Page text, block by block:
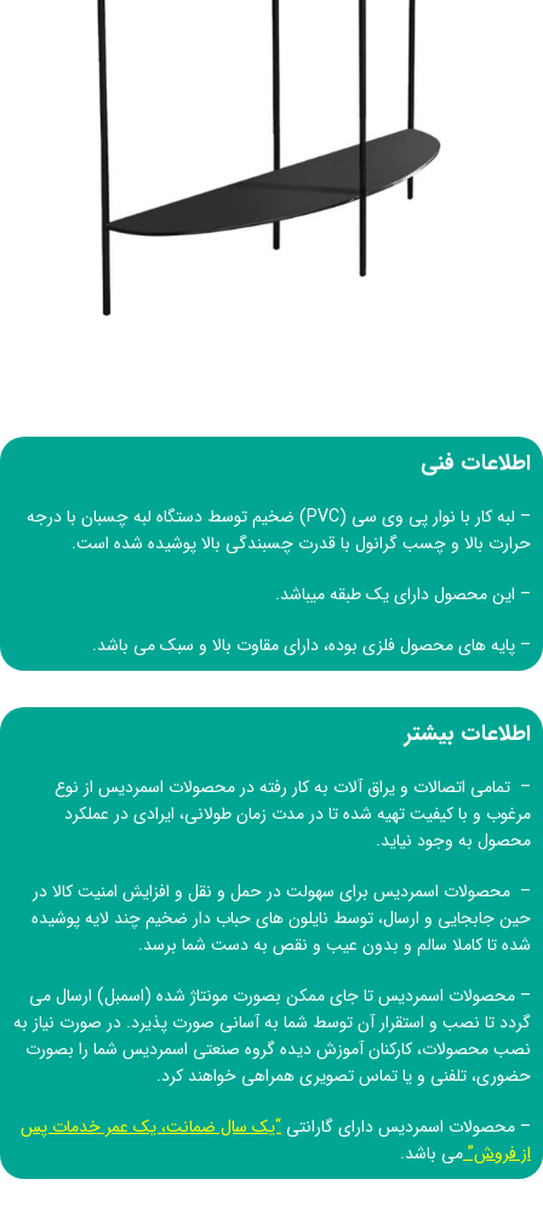
اطلاعات فنی
– لبه کار با نوار پی وی سی (PVC) ضخیم توسط دستگاه لبه چسبان با درجه
حرارت بالا و چسب گرانول با قدرت چسبندگی بالا پوشیده شده است.
– این محصول دارای یک طبقه میباشد.
– پایه های محصول فلزی بوده، دارای مقاوت بالا و سبک می باشد.
اطلاعات بیشتر
– تمامی اتصالات و یراق آلات به کار رفته در محصولات اسمردیس از نوع
مرغوب و با کیفیت تهیه شده تا در مدت زمان طولانی، ایرادی در عملکرد
محصول به وجود نیاید.
– محصولات اسمردیس برای سهولت در حمل و نقل و افزایش امنیت کالا در
حین جابجایی و ارسال، توسط نایلون های حباب دار ضخیم چند لایه پوشیده
شده تا کاملا سالم و بدون عیب و نقص به دست شما برسد.
– محصولات اسمردیس تا جای ممکن بصورت مونتاژ شده (اسمبل) ارسال می
گردد تا نصب و استقرار آن توسط شما به آسانی صورت پذیرد. در صورت نیاز به
نصب محصولات، کارکنان آموزش دیدهگروه صنعتی اسمردیس شما را بصورت
حضوری، تلفنی و یا تماس تصویری همراهی خواهند کرد.
– محصولات اسمردیس دارای گارانتی “یک سال ضمانت، یک عمر خدمات پس
از فروش”می باشد.